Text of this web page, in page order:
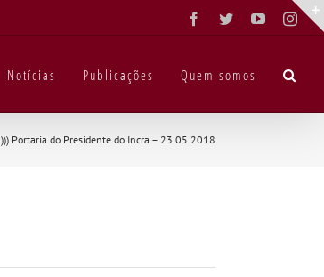
Facebook
TwitterYouTube
Notícias Publicações Quem somos
))) Portaria do Presidente do Incra – 23.05.2018